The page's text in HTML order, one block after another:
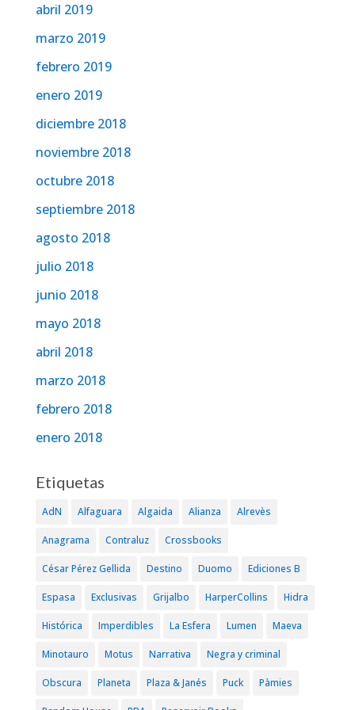
abril 2019
marzo 2019
febrero 2019
enero 2019
diciembre 2018
noviembre 2018
octubre 2018
septiembre 2018
agosto 2018
julio 2018
junio 2018
mayo 2018
abril 2018
marzo 2018
febrero 2018
enero 2018
Etiquetas
AdN Alfaguara Algaida Alianza Alrevès
Anagrama Contraluz Crossbooks
César Pérez Gellida Destino Duomo Ediciones B
Espasa Exclusivas Grijalbo HarperCollins Hidra
Histórica Imperdibles La Esfera Lumen Maeva
Minotauro Motus Narrativa Negra y criminal
Obscura Planeta Plaza & Janés Puck Pàmies